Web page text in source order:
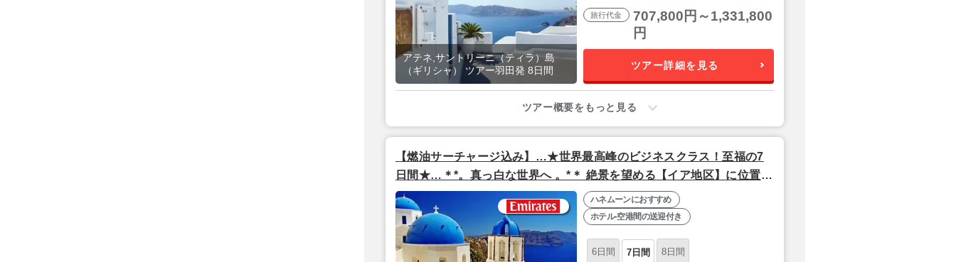
アテネ,サントリーニ（ティラ）島
（ギリシャ） ツアー羽田発 8日間
旅行代金
707,800円～1,331,800
円
ツアー詳細を見る
ツアー概要をもっと見る
【燃油サーチャージ込み】…★世界最高峰のビジネスクラス！至福の7
日間★…＊*。真っ白な世界へ 。*＊ 絶景を望める【イア地区】に位置！
豪華5つ星『キリニ・スイーツ＆スパ』⇒屋上レストランが自慢の4つ星
『アテネゲート』●全区間送迎＋アテネ到着時日本語アシスタント【関
空夜発】
ハネムーンにおすすめ
ホテル-空港間の送迎付き
6日間 7日間 8日間